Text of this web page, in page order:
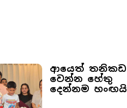
ආයෙත් තනිකඩ
වෙන්න හේතු
දෙන්නම හංඟයි